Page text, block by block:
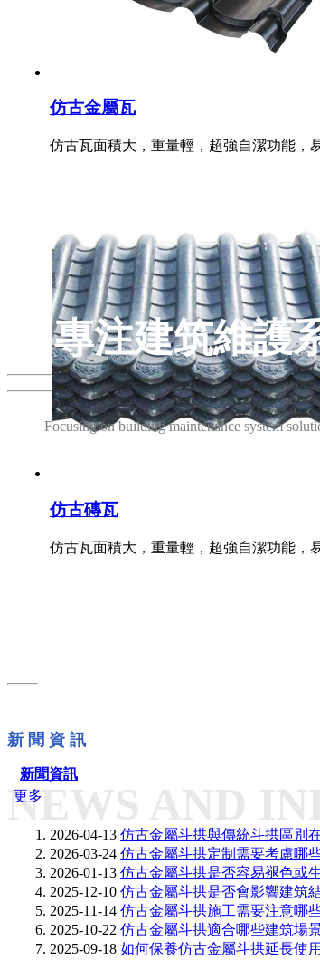
仿古金屬瓦
仿古瓦面積大，重量輕，超強自潔功能，
仿古磚瓦
仿古瓦面積大，重量輕，超強自潔功能，
專注建筑維護
Focusing on building maintenance system
新 聞 資 訊
NEWS AND
新聞資訊
更多
2026-04-13 仿古金屬斗拱與傳統斗拱區別
2026-03-24 仿古金屬斗拱定制需要考慮哪
2026-01-13 仿古金屬斗拱是否容易褪色或
2025-12-10 仿古金屬斗拱是否會影響建筑
2025-11-14 仿古金屬斗拱施工需要注意哪
2025-10-22 仿古金屬斗拱適合哪些建筑場
2025-09-18 如何保養仿古金屬斗拱延長使